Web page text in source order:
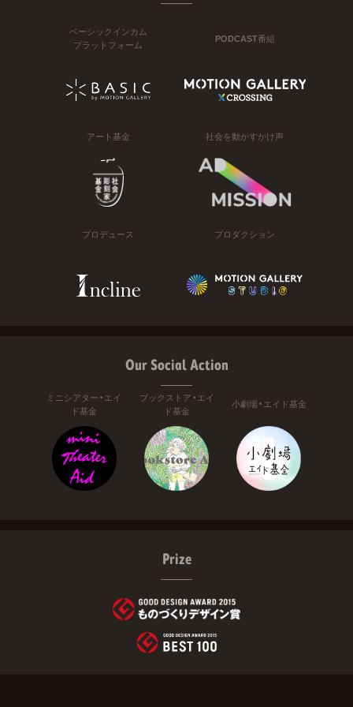
ベーシックインカム
プラットフォーム
PODCAST番組
アート基金 社会を動かすかけ声
プロデュース プロダクション
Our Social Action
ミニシアター・エイ
ド基金
ブックストア・エイ
ド基金
小劇場・エイド基金
Prize